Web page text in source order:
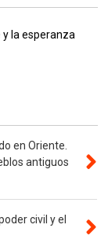
y la esperanza
en Oriente.
antiguos
civil y el